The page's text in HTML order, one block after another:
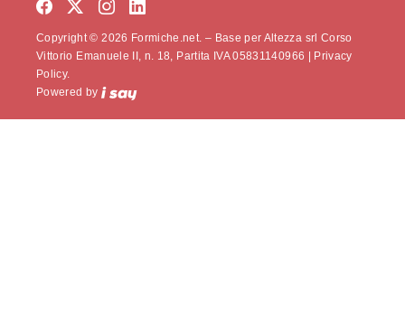
Copyright © 2026 Formiche.net. – Base per Altezza srl Corso
Vittorio Emanuele II, n. 18, Partita IVA 05831140966 |
Privacy
Policy.
Powered by